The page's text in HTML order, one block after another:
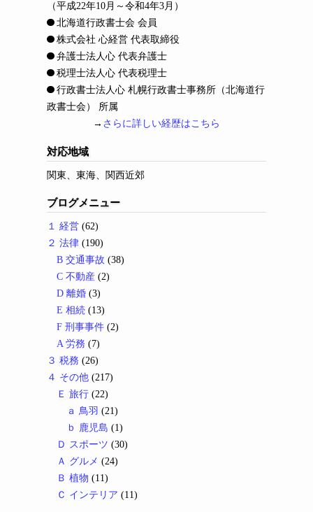
（平成22年10月～令和4年3月）
北海道行政書士会 会員
株式会社 心経営 代表取締役
弁護士法人心 代表弁護士
税理士法人心 代表税理士
行政書士法人心 札幌行政書士事務所（北海道行
政書士会） 所属
→ さらに詳しい経歴はこちら
対応地域
関東、東海、関西近郊
ブログメニュー
１ 経営 (62)
２ 法律 (190)
B 交通事故 (38)
C 不動産 (2)
D 離婚 (3)
E 相続 (13)
F 刑事事件 (2)
A 労務 (7)
３ 税務 (26)
４ その他 (217)
Ｅ 旅行 (22)
ａ 鳥羽 (21)
ｂ 鹿児島 (1)
Ｄ スポーツ (30)
Ａ グルメ (24)
Ｂ 植物 (11)
Ｃ インテリア (11)